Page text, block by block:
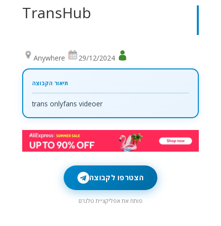
TransHub
Anywhere 29/12/2024
trans onlyfans videoer
הצטרפו לקבוצה
פותח את אפליקציית טלגרם